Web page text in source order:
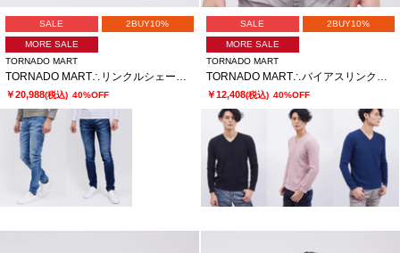
SALE 2BUY10%
MORE SALE
TORNADO MART
￥20,988(税込) 40%OFF
SALE 2BUY10%
MORE SALE
TORNADO MART
￥12,408(税込) 40%OFF